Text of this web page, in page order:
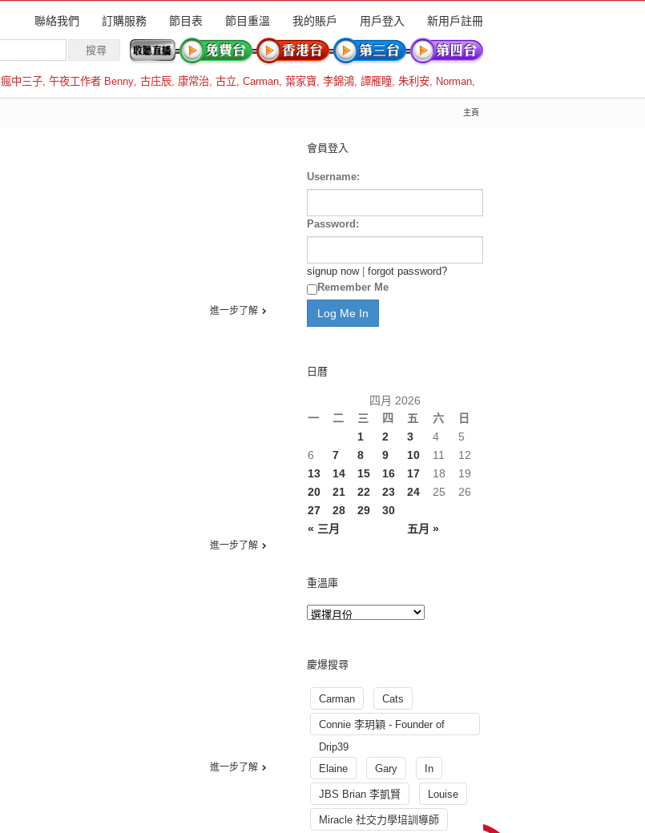
聯絡我們 訂購服務 節目表 節目重溫 我的賬戶 用戶登入 新用戶註冊
瘋中三子, 午夜工作者 Benny, 古庄辰, 康常治, 古立, Carman, 葉家寶, 李錦鴻, 譚雁瞳, 朱利安, Norman,
主頁
進一步了解
進一步了解
進一步了解
會員登入
Username:
Password:
signup now| forgot password?
Remember Me
日曆
四月 2026
一
二 三 四 五 六 日
« 三月 五月 »
1 2 3 4
5
6
7 8 9 10 11
12
13
14 15 16 17 18
19
20
21 22 23 24 25
26
27
28 29 30
重溫庫
慶爆搜尋
Carman Cats
Connie 李玥穎 - Founder of
Drip39
Elaine
Gary In
JBS Brian 李凱賢 Louise
Miracle 社交力學培訓導師